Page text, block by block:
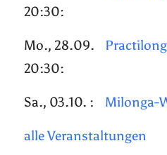
20:30:
Mo., 28.09.
20:30:
Sa., 03.10. : Milonga-
alle Veranstaltungen